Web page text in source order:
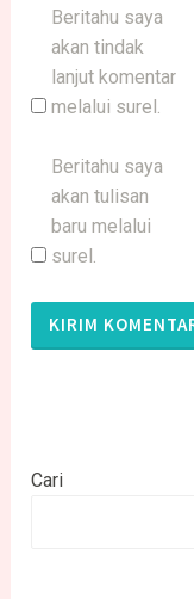
Beritahu saya
akan tindak
lanjut komentar
melalui surel.
Beritahu saya
akan tulisan
baru melalui
surel.
Cari